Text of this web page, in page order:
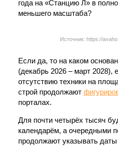
года на «Станцию Л» в
меньшего масштаба?
Источник: https://
Если да, то на каком
(декабрь 2026 – март 2028),
отсутствию техники на
строй продолжают
порталах.
Для почти четырёх тысяч
календарём, а очередными
продолжают указывать